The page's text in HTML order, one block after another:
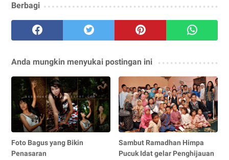
Berbagi
Anda mungkin menyukai postingan ini
Foto Bagus yang Bikin
Penasaran
Sambut Ramadhan Himpa
Pucuk Idat gelar Penghijauan